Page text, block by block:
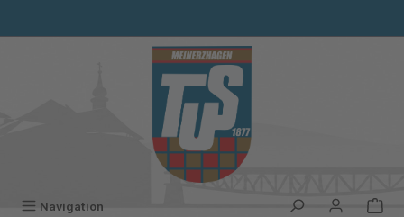
Navigation